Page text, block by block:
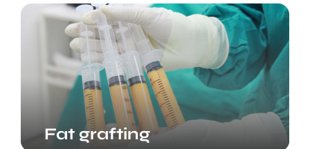
Fat grafting